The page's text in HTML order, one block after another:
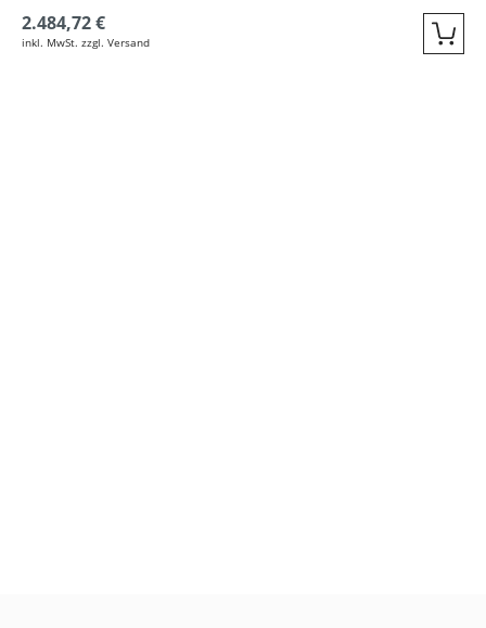
2.484,72 €
inkl. MwSt. zzgl. Versand